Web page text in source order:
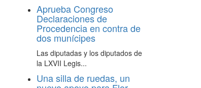
Aprueba Congreso
Declaraciones de
Procedencia en contra de
dos munícipes
Las diputadas y los diputados de
la LXVII Legis...
Una silla de ruedas, un